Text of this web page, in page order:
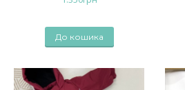
До кошика